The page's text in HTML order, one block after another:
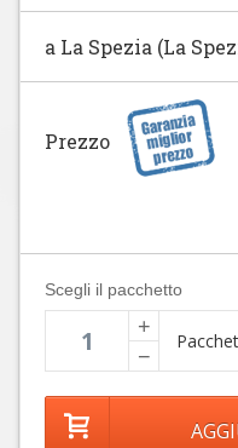
a La Spezia (La
Prezzo
Scegli il pacchetto
+
−